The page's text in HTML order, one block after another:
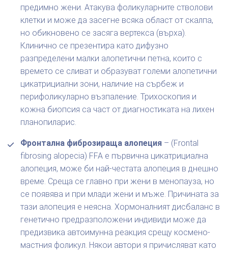
предимно жени. Атакува фоликуларните стволови
клетки и може да засегне всяка област от скалпа,
но обикновено се засяга вертекса (върха).
Клинично се презентира като дифузно
разпределени малки алопетични петна, които с
времето се сливат и образуват големи алопетични
цикатрициални зони, наличие на сърбеж и
перифоликуларно възпаление. Трихоскопия и
кожна биопсия са част от диагностиката на лихен
планопиларис.
Фронтална фиброзираща алопеция – (Frontal
fibrosing alopecia) FFA е първична цикатрициална
алопеция, може би най-честата алопеция в днешно
време. Среща се главно при жени в менопауза, но
се появява и при млади жени и мъже. Причината за
тази алопеция е неясна. Хормоналният дисбаланс в
генетично предразположени индивиди може да
предизвика автоимунна реакция срещу космено-
мастния фоликул. Някои автори я причисляват като